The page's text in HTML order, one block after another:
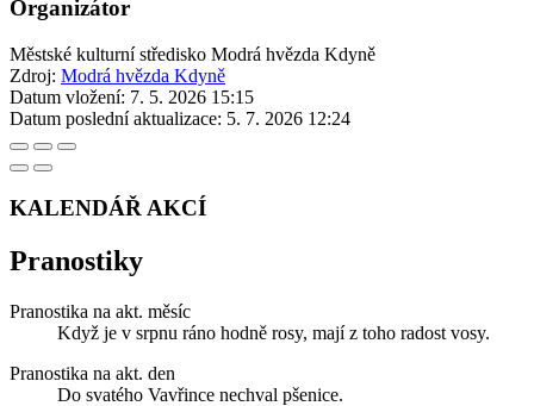
Organizátor
Městské kulturní středisko Modrá hvězda Kdyně
Zdroj: Modrá hvězda Kdyně
Datum vložení: 7. 5. 2026 15:15
Datum poslední aktualizace: 5. 7. 2026 12:24
KALENDÁŘ AKCÍ
Pranostiky
Pranostika na akt. měsíc
Když je v srpnu ráno hodně rosy, mají z toho radost vosy.
Pranostika na akt. den
Do svatého Vavřince nechval pšenice.